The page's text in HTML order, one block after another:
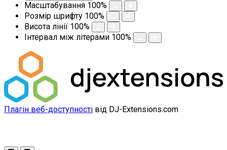
Масштабування 100%
Розмір шрифту 100%
Висота лінії 100%
Інтервал між літерами 100%
Плагін веб-доступності від DJ-Extensions.com